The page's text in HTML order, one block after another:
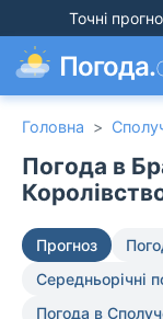
Точні
Погода.
Головна >
Погода в
Прогноз
Середньорічні
Погода в